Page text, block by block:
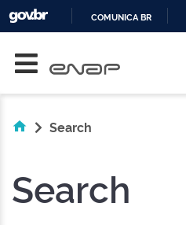
COMUNICA BR
Search
Search